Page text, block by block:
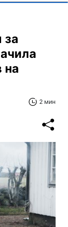
за
на
2 мин